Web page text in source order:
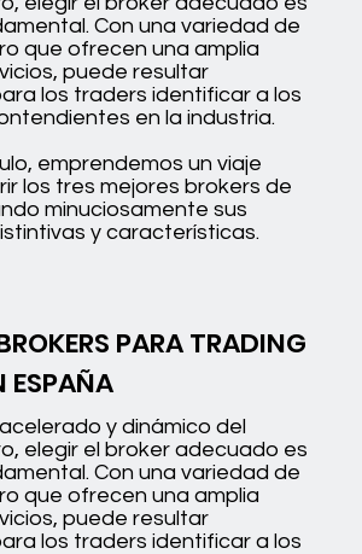
Con una variedad de
que ofrecen una amplia
puede resultar
los traders identificar a los
en la industria.
emprendemos un viaje
los tres mejores brokers de
minuciosamente sus
y características.
PARA TRADING
ESPAÑA
y dinámico del
elegir el broker adecuado es
Con una variedad de
que ofrecen una amplia
puede resultar
los traders identificar a los